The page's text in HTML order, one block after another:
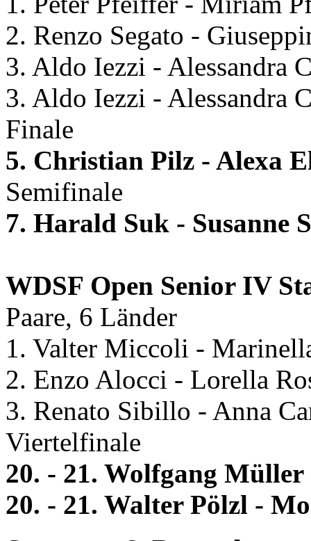
2. Renzo Segato -
3. Aldo Iezzi - Alessandra
3. Aldo Iezzi - Alessandra
Finale
5. Christian Pilz - Alexa
Semifinale
7. Harald Suk - Susanne
WDSF Open Senior IV
Paare, 6 Länder
1. Valter Miccoli -
2. Enzo Alocci - Lorella
3. Renato Sibillo - Anna
Viertelfinale
20. - 21. Wolfgang
20. - 21. Walter Pölzl -